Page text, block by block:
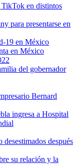
en distintos
para presentarse en
19 en México
en México
del gobernador
Bernard
ingresa a Hospital
después
su relación y la